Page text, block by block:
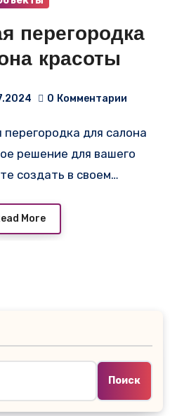
перегородка
красоты
0 Комментарии
решение для вашего
создать в своем…
More
Поиск